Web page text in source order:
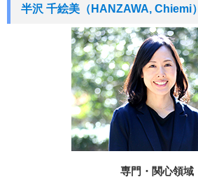
半沢 千絵美（HANZAWA, Chiemi）
専門・関心領域